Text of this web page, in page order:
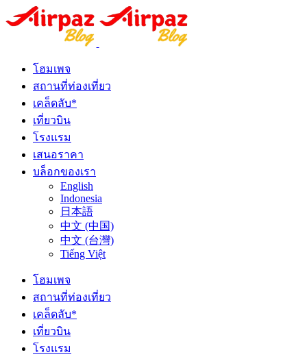
โฮมเพจ
สถานที่ท่องเที่ยว
เคล็ดลับ*
เที่ยวบิน
โรงแรม
เสนอราคา
บล็อกของเรา
English
Indonesia
日本語
中文 (中国)
中文 (台灣)
Tiếng Việt
โฮมเพจ
สถานที่ท่องเที่ยว
เคล็ดลับ*
เที่ยวบิน
โรงแรม